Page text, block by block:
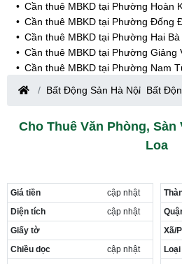
Cần thuê MBKD tại Phường Hoàn
Cần thuê MBKD tại Phường Đống
Cần thuê MBKD tại Phường Hai
Cần thuê MBKD tại Phường Giảng
Cần thuê MBKD tại Phường Nam
Cần thuê MBKD tại Phường Cầu
Cần thuê MBKD tại Phường Thanh
Cần thuê MBKD tại Phường Hà
Cần thuê MBKD tại Phường Hoàng
Cần thuê MBKD tại Phường Nghĩa
Cần thuê MBKD tại Phường
Cần thuê MBKD tại Phường
Cần thuê MBKD tại Phường Yên
Cần thuê MBKD tại Phường Hoàng
Bất Động Sản Hà Nội Bất
Cho Thuê Văn Phòng, Sàn
Loa
Giá tiền
cập nhật
Diện tích
cập nhật
Giấy tờ
Chiều dọc
cập nhật
Xã/